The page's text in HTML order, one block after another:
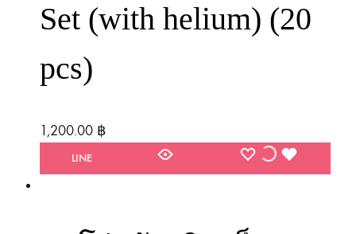
Set (with helium) (20
pcs)
1,200.00 ฿
LINE WISHLISTWISHLIST